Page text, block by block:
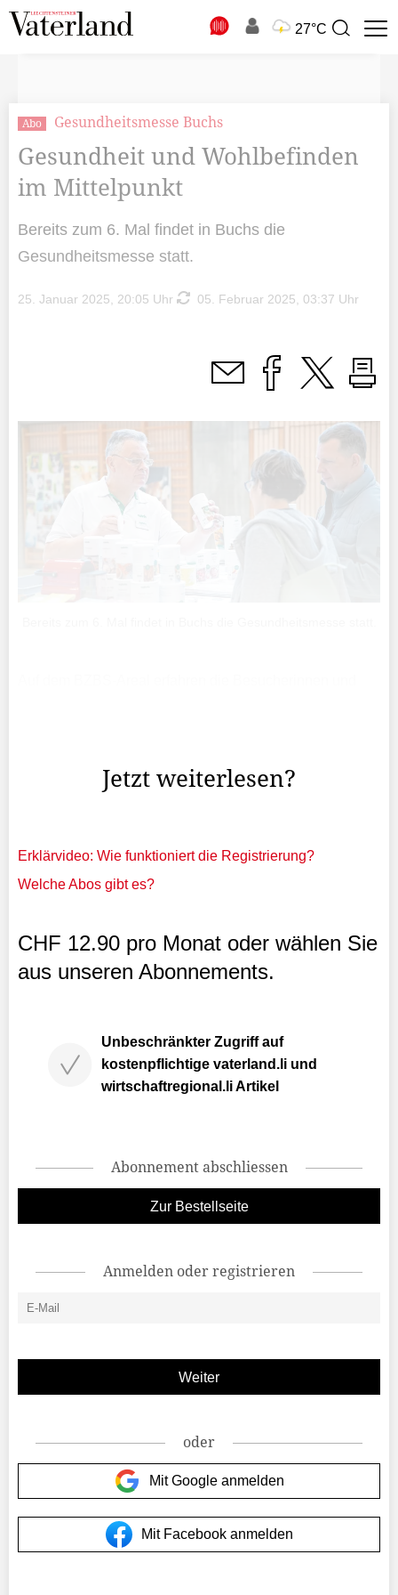
27°C
Suchbegriff
Abo Gesundheitsmesse Buchs
Gesundheit und Wohlbefinden
im Mittelpunkt
Bereits zum 6. Mal findet in Buchs die
Gesundheitsmesse statt.
25. Januar 2025, 20:05 Uhr 05. Februar 2025, 03:37 Uhr
Jetzt weiterlesen?
Erklärvideo: Wie funktioniert die Registrierung?
Welche Abos gibt es?
CHF 12.90 pro Monat oder wählen Sie
aus unseren Abonnements.
Unbeschränkter Zugriff auf
kostenpflichtige vaterland.li und
wirtschaftregional.li Artikel
Abonnement abschliessen
Zur Bestellseite
Anmelden oder registrieren
oder
Mit Google anmelden
Mit Facebook anmelden